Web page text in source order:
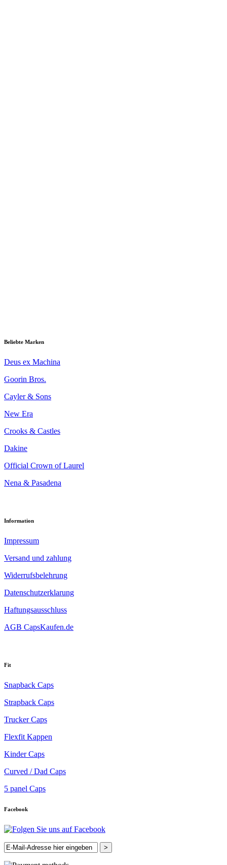
Beliebte Marken
Deus ex Machina
Goorin Bros.
Cayler & Sons
New Era
Crooks & Castles
Dakine
Official Crown of Laurel
Nena & Pasadena
Information
Impressum
Versand und zahlung
Widerrufsbelehrung
Datenschutzerklarung
Haftungsausschluss
AGB CapsKaufen.de
Fit
Snapback Caps
Strapback Caps
Trucker Caps
Flexfit Kappen
Kinder Caps
Curved / Dad Caps
5 panel Caps
Facebook
>